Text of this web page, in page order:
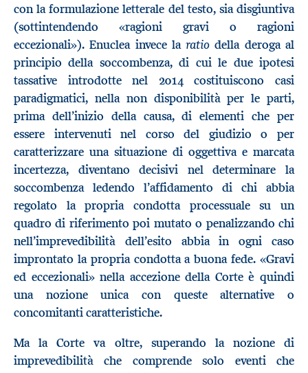
con la formulazione letterale del testo, sia disgiuntiva
(sottintendendo «ragioni gravi o ragioni
eccezionali»). Enuclea invece laratio della deroga al
principio della soccombenza, di cui le due ipotesi
tassative introdotte nel 2014 costituiscono casi
paradigmatici, nella non disponibilità per le parti,
prima dell’inizio della causa, di elementi che per
essere intervenuti nel corso del giudizio o per
caratterizzare una situazione di oggettiva e marcata
incertezza, diventano decisivi nel determinare la
soccombenza ledendo l’affidamento di chi abbia
regolato la propria condotta processuale su un
quadro di riferimento poi mutato o penalizzando chi
nell’imprevedibilità dell’esito abbia in ogni caso
improntato la propria condotta a buona fede. «Gravi
ed eccezionali» nella accezione della Corte è quindi
una nozione unica con queste alternative o
concomitanti caratteristiche.
Ma la Corte va oltre, superando la nozione di
imprevedibilità che comprende solo eventi che